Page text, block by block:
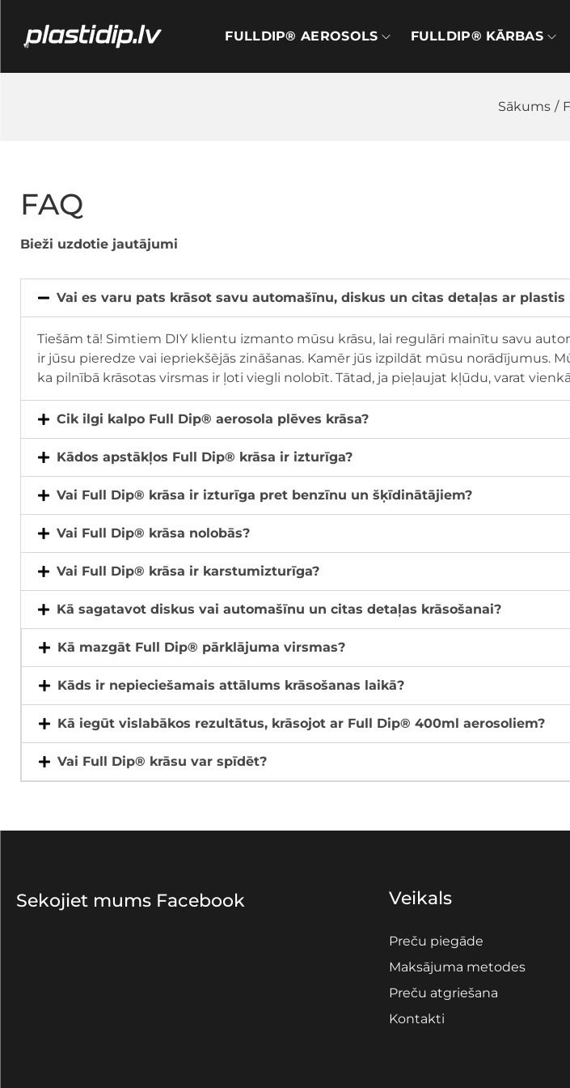
FULLDIP® AEROSOLS FULLDIP® KĀRBAS
Sākums /
FAQ
Bieži uzdotie jautājumi
Vai es varu pats krāsot savu automašīnu, diskus un citas detaļas ar plastis
Tiešām tā! Simtiem DIY klientu izmanto mūsu krāsu, lai regulāri mainītu savu
ir jūsu pieredze vai iepriekšējās zināšanas. Kamēr jūs izpildāt mūsu norādījumus.
ka pilnībā krāsotas virsmas ir ļoti viegli nolobīt. Tātad, ja pieļaujat kļūdu, varat
Cik ilgi kalpo Full Dip® aerosola plēves krāsa?
Kādos apstākļos Full Dip® krāsa ir izturīga?
Vai Full Dip® krāsa ir izturīga pret benzīnu un šķīdinātājiem?
Vai Full Dip® krāsa nolobās?
Vai Full Dip® krāsa ir karstumizturīga?
Kā sagatavot diskus vai automašīnu un citas detaļas krāsošanai?
Kā mazgāt Full Dip® pārklājuma virsmas?
Kāds ir nepieciešamais attālums krāsošanas laikā?
Kā iegūt vislabākos rezultātus, krāsojot ar Full Dip® 400ml aerosoliem?
Vai Full Dip® krāsu var spīdēt?
Sekojiet mums Facebook Veikals
Preču piegāde
Maksājuma metodes
Preču atgriešana
Kontakti